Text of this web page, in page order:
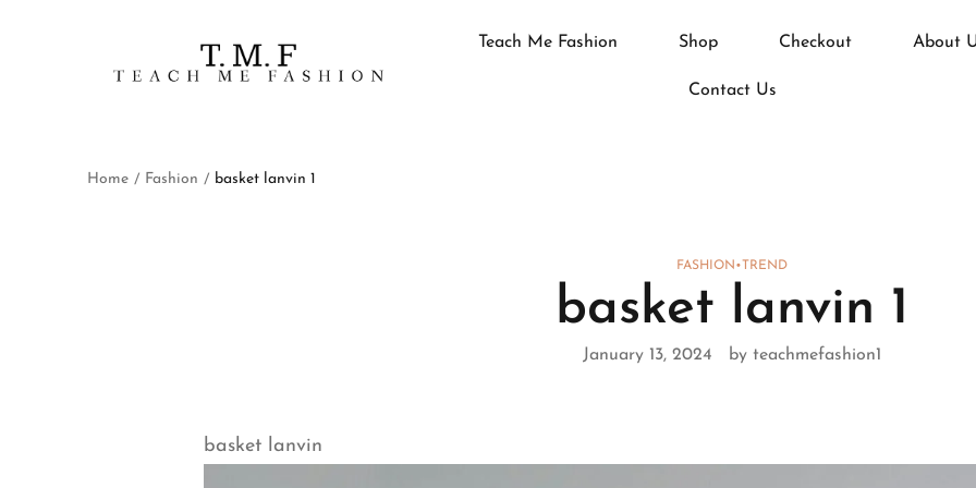
Teach Me Fashion Shop Checkout About
Contact Us
Home / Fashion / basket lanvin 1
FASHION •TREND
basket lanvin 1
January 13, 2024 by teachmefashion1
basket lanvin